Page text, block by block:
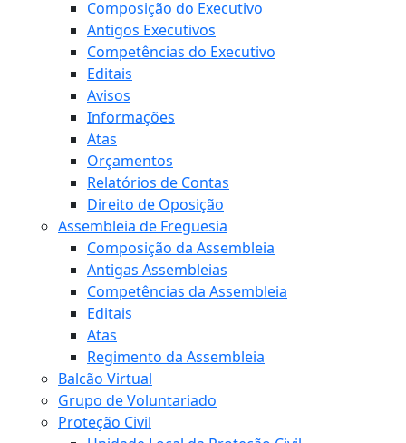
Composição do Executivo
Antigos Executivos
Competências do Executivo
Editais
Avisos
Informações
Atas
Orçamentos
Relatórios de Contas
Direito de Oposição
Assembleia de Freguesia
Composição da Assembleia
Antigas Assembleias
Competências da Assembleia
Editais
Atas
Regimento da Assembleia
Balcão Virtual
Grupo de Voluntariado
Proteção Civil